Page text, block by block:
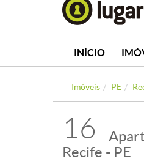
INÍCIO
Imóveis PE
16
Recife - PE